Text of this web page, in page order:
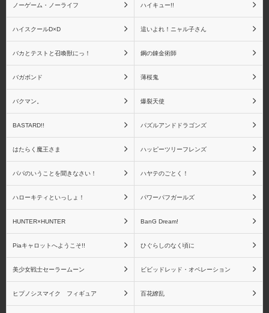
Fate/Grand Order Fate その他シリーズ
Fate リアルアクション
ヒーローズシリーズ
Fate ねんどろいどシリ
ーズ
Fateシリーズ(一番くじ)
青島文化教材社 アイズプロジェクト
ノーゲーム・ノーライフ ハイキュー!!
ハイスクールD×D 這いよれ！ニャル子さん
バカとテストと召喚獣にっ！ 鋼の錬金術師
バガボンド 薄桜鬼
バクマン。 爆裂天使
BASTARD!! パズルアンドドラゴンズ
はたらく魔王さま ハッピーツリーフレンズ
パパのいうことを聞きなさい！ ハヤテのごとく！
ハローキティといっしょ！ パワーパフガールズ
HUNTER×HUNTER BanG Dream!
Piaキャロットへようこそ!! ひぐらしのなく頃に
美少女戦士セーラームーン ビビッドレッド・オペレーション
ヒプノシスマイク フィギュア 百花繚乱